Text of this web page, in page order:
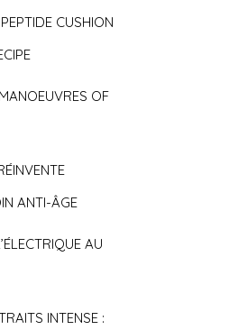
CUSHION
OF
ANTI-ÂGE
AU
INTENSE :